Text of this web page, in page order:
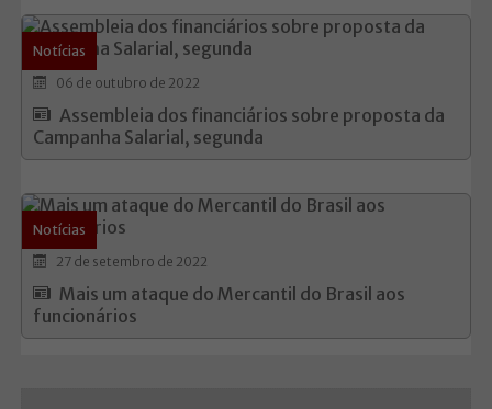
Notícias
06 de outubro de 2022
Assembleia dos financiários sobre proposta da
Campanha Salarial, segunda
Notícias
27 de setembro de 2022
Mais um ataque do Mercantil do Brasil aos
funcionários